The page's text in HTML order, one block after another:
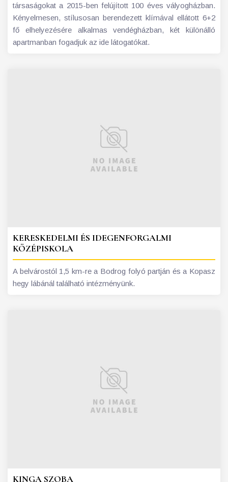
társaságokat a 2015-ben felújított 100 éves vályogházban.
Kényelmesen, stílusosan berendezett klímával ellátott 6+2
fő elhelyezésére alkalmas vendégházban, két különálló
apartmanban fogadjuk az ide látogatókat.
KERESKEDELMI ÉS IDEGENFORGALMI
KÖZÉPISKOLA
A belvárostól 1,5 km-re a Bodrog folyó partján és a Kopasz
hegy lábánál található intézményünk.
KINGA SZOBA